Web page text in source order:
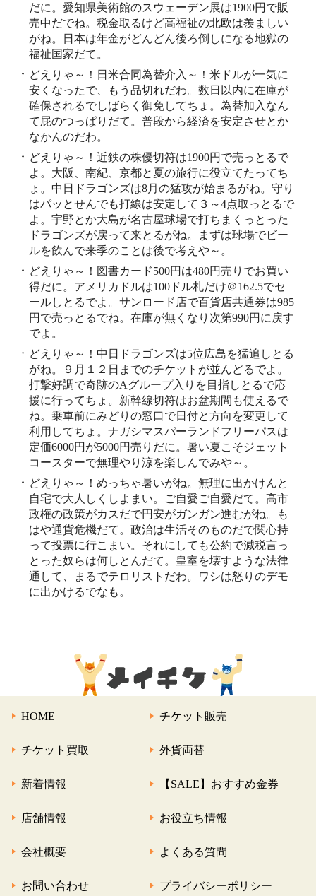
だに。愛知県美術館のスウェーデン展は1900円で販
売中だでね。税金取るけど高福祉の北欧は羨ましい
がね。日本は年金がどんどん後ろ倒しになる地獄の
福祉国家だて。
どえりゃ～！日米合同為替介入～！米ドルが一気に
安くなったで、もう品切れだわ。数日以内に在庫が
確保されるでしばらく御免してちょ。為替加入なん
て屁のつっぱりだて。普段から経済を安定させとか
なかんのだわ。
どえりゃ～！近鉄の株優切符は1900円で売っとるで
よ。大阪、南紀、京都と夏の旅行に役立てたってち
ょ。中日ドラゴンズは8月の猛攻が始まるがね。守り
はパッとせんでも打線は安定して３～4点取っとるで
よ。宇野とか大島が名古屋球場で打ちまくっとった
ドラゴンズが戻って来とるがね。まずは球場でビー
ルを飲んで来季のことは後で考えや～。
どえりゃ～！図書カード500円は480円売りでお買い
得だに。アメリカドルは100ドル札だけ＠162.5でセ
ールしとるでよ。サンロード店で百貨店共通券は985
円で売っとるでね。在庫が無くなり次第990円に戻す
でよ。
どえりゃ～！中日ドラゴンズは5位広島を猛追しとる
がね。９月１２日までのチケットが並んどるでよ。
打撃好調で奇跡のAグループ入りを目指しとるで応
援に行ってちょ。新幹線切符はお盆期間も使えるで
ね。乗車前にみどりの窓口で日付と方向を変更して
利用してちょ。ナガシマスパーランドフリーパスは
定価6000円が5000円売りだに。暑い夏こそジェット
コースターで無理やり涼を楽しんでみや～。
どえりゃ～！めっちゃ暑いがね。無理に出かけんと
自宅で大人しくしよまい。ご自愛ご自愛だて。高市
政権の政策がカスだで円安がガンガン進むがね。も
はや通貨危機だて。政治は生活そのものだで関心持
って投票に行こまい。それにしても公約で減税言っ
とった奴らは何しとんだて。皇室を壊すような法律
通して、まるでテロリストだわ。ワシは怒りのデモ
に出かけるでなも。
HOME チケット販売
チケット買取 外貨両替
新着情報 【SALE】おすすめ金券
店舗情報 お役立ち情報
会社概要 よくある質問
お問い合わせ プライバシーポリシー